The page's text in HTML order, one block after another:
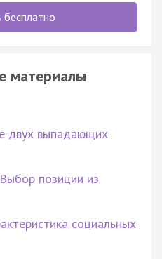
бесплатно
материалы
двух выпадающих
позиции из
социальных